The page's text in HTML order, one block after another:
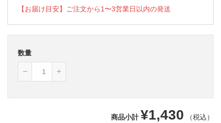
【お届け目安】ご注文から1〜3営業日以内の発送
数量
商品小計 ¥1,430 （税込）